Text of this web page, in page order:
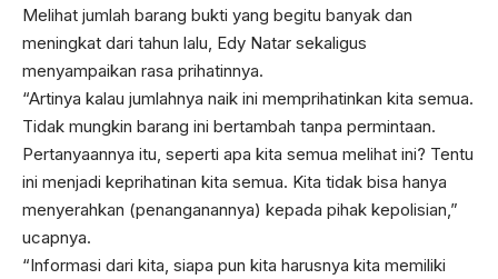
Melihat jumlah barang bukti yang begitu banyak dan
meningkat dari tahun lalu, Edy Natar sekaligus
menyampaikan rasa prihatinnya.
“Artinya kalau jumlahnya naik ini memprihatinkan kita semua.
Tidak mungkin barang ini bertambah tanpa permintaan.
Pertanyaannya itu, seperti apa kita semua melihat ini? Tentu
ini menjadi keprihatinan kita semua. Kita tidak bisa hanya
menyerahkan (penanganannya) kepada pihak kepolisian,”
ucapnya.
“Informasi dari kita, siapa pun kita harusnya kita memiliki